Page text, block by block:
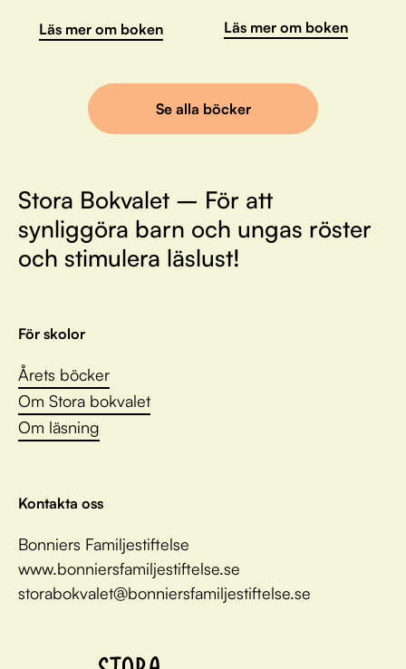
Läs mer om boken Läs mer om boken
Se alla böcker
Stora Bokvalet – För att
synliggöra barn och ungas röster
och stimulera läslust!
För skolor
Årets böcker
Om Stora bokvalet
Om läsning
Kontakta oss
Bonniers Familjestiftelse
www.bonniersfamiljestiftelse.se
storabokvalet@bonniersfamiljestiftelse.se